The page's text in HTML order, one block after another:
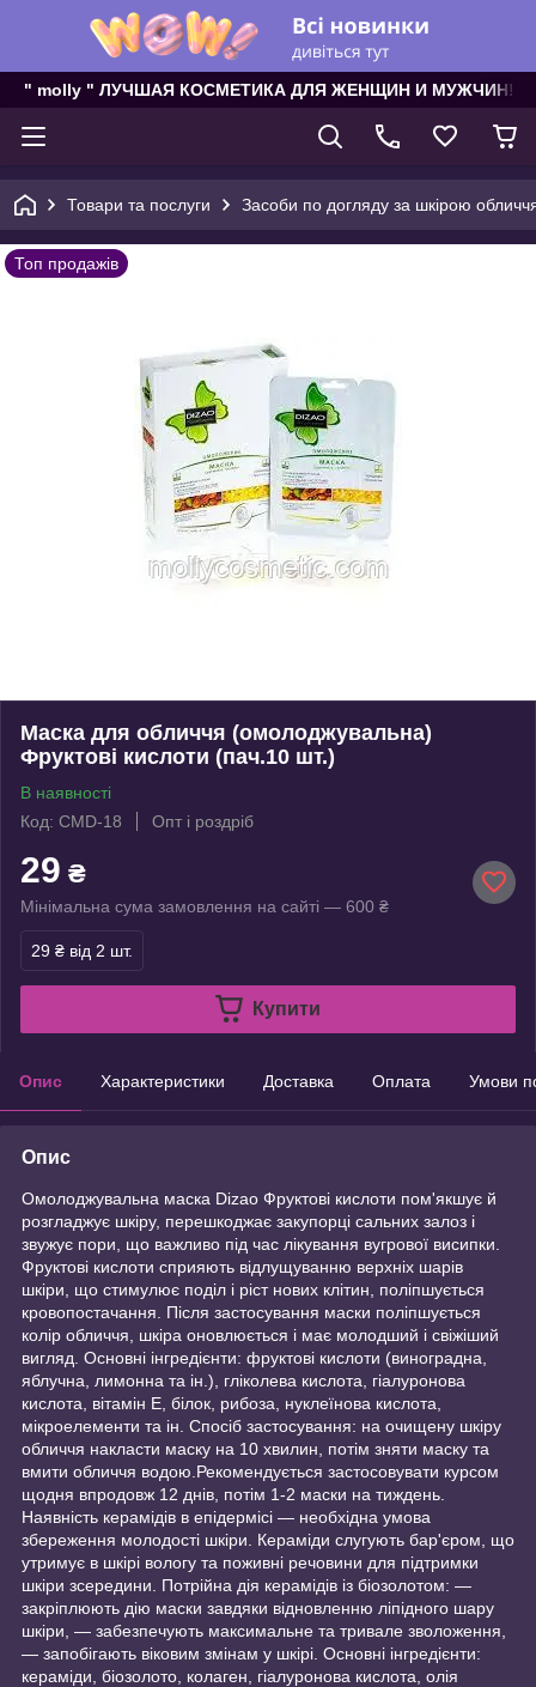
" molly " ЛУЧШАЯ КОСМЕТИКА ДЛЯ ЖЕНЩИН И МУЖЧИН!
Товари та послуги Засоби по догляду за шкірою
Топ продажів
Маска для обличчя (омолоджувальна)
Фруктові кислоти (пач.10 шт.)
В наявності
Код: CMD-18
Опт і роздріб
29 ₴
Мінімальна сума замовлення на сайті — 600 ₴
29 ₴ від 2 шт.
Купити
Опис Характеристики Доставка Оплата Умови
Опис
Омолоджувальна маска Dizao Фруктові кислоти пом'якшує й
розгладжує шкіру, перешкоджає закупорці сальних залоз і
звужує пори, що важливо під час лікування вугрової висипки.
Фруктові кислоти сприяють відлущуванню верхніх шарів
шкіри, що стимулює поділ і ріст нових клітин, поліпшується
кровопостачання. Після застосування маски поліпшується
колір обличчя, шкіра оновлюється і має молодший і свіжіший
вигляд. Основні інгредієнти: фруктові кислоти (виноградна,
яблучна, лимонна та ін.), гліколева кислота, гіалуронова
кислота, вітамін Е, білок, рибоза, нуклеїнова кислота,
мікроелементи та ін. Спосіб застосування: на очищену шкіру
обличчя накласти маску на 10 хвилин, потім зняти маску та
вмити обличчя водою.Рекомендується застосовувати курсом
щодня впродовж 12 днів, потім 1-2 маски на тиждень.
Наявність керамідів в епідермісі — необхідна умова
збереження молодості шкіри. Кераміди слугують бар'єром, що
утримує в шкірі вологу та поживні речовини для підтримки
шкіри зсередини. Потрійна дія керамідів із біозолотом: —
закріплюють дію маски завдяки відновленню ліпідного шару
шкіри, — забезпечують максимальне та тривале зволоження,
— запобігають віковим змінам у шкірі. Основні інгредієнти:
кераміди, біозолото, колаген, гіалуронова кислота, олія